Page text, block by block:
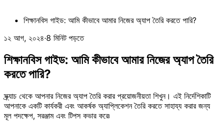
শিক্ষানবিস গাইড: আমি কীভাবে আমার নিজের অ্যাপ তৈরি করতে পারি?
১২ আগ, ২০২৪·8 মিনিট পড়তে
শিক্ষানবিস গাইড: আমি কীভাবে আমার নিজের অ্যাপ তৈরি
করতে পারি?
স্ক্র্যাচ থেকে আপনার নিজের অ্যাপ তৈরি করার প্রয়োজনীয়তা শিখুন। এই নির্দেশিকাটি
আপনাকে একটি কার্যকরী এবং আকর্ষক অ্যাপ্লিকেশন তৈরি করতে সাহায্য করার জন্য
মূল পদক্ষেপ, সরঞ্জাম এবং টিপস কভার করে৷